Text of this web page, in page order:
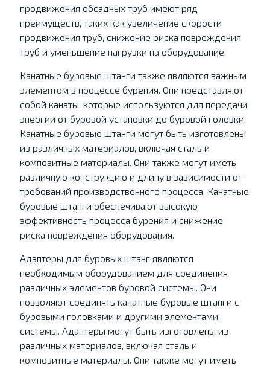
продвижения обсадных труб имеют ряд
преимуществ, таких как увеличение скорости
продвижения труб, снижение риска повреждения
труб и уменьшение нагрузки на оборудование.
Канатные буровые штанги также являются важным
элементом в процессе бурения. Они представляют
собой канаты, которые используются для передачи
энергии от буровой установки до буровой головки.
Канатные буровые штанги могут быть изготовлены
из различных материалов, включая сталь и
композитные материалы. Они также могут иметь
различную конструкцию и длину в зависимости от
требований производственного процесса. Канатные
буровые штанги обеспечивают высокую
эффективность процесса бурения и снижение
риска повреждения оборудования.
Адаптеры для буровых штанг являются
необходимым оборудованием для соединения
различных элементов буровой системы. Они
позволяют соединять канатные буровые штанги с
буровыми головками и другими элементами
системы. Адаптеры могут быть изготовлены из
различных материалов, включая сталь и
композитные материалы. Они также могут иметь